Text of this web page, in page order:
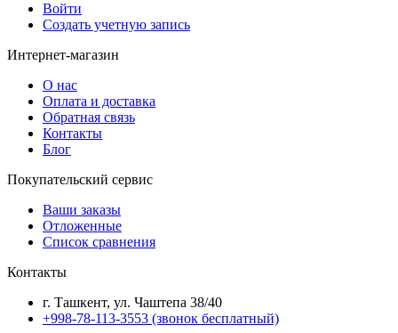
Войти
Создать учетную запись
Интернет-магазин
О нас
Оплата и доставка
Обратная связь
Контакты
Блог
Покупательский сервис
Ваши заказы
Отложенные
Список сравнения
Контакты
г. Ташкент, ул. Чаштепа 38/40
+998-78-113-3553 (звонок бесплатный)